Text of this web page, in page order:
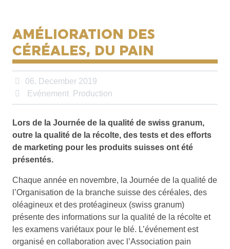
AMÉLIORATION DES
CÉRÉALES, DU PAIN
06. December 2019
Evénement
Production
Lors de la Journée de la qualité de swiss granum,
outre la qualité de la récolte, des tests et des efforts
de marketing pour les produits suisses ont été
présentés.
Chaque année en novembre, la Journée de la qualité de
l’Organisation de la branche suisse des céréales, des
oléagineux et des protéagineux (swiss granum)
présente des informations sur la qualité de la récolte et
les examens variétaux pour le blé. L’événement est
organisé en collaboration avec l’Association pain